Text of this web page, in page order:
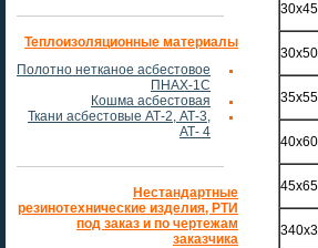
Теплоизоляционные материалы
Полотно нетканое асбестовое
ПНАХ-1С
Кошма асбестовая
Ткани асбестовые АТ-2, АТ-3,
АТ- 4
Нестандартные
резинотехнические изделия, РТИ
под заказ и по чертежам
заказчика
30х45
30х50
35х55
40х60
45х65